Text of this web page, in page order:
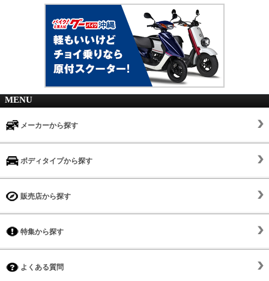
MENU
メーカーから探す
ボディタイプから探す
販売店から探す
特集から探す
よくある質問